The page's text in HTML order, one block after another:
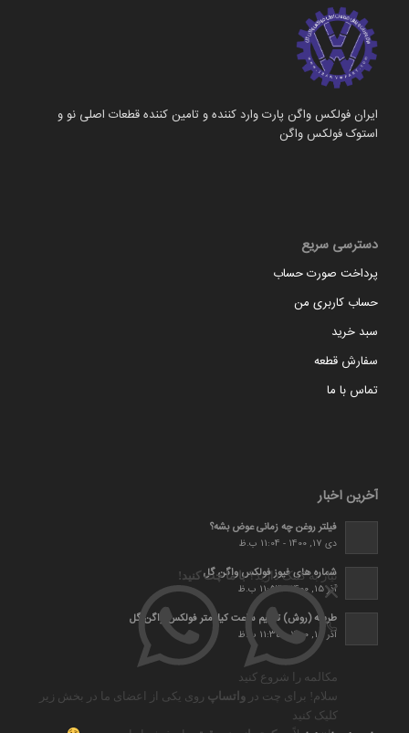
ایران فولکس واگن پارت وارد کننده و تامین کننده قطعات اصلی نو و
استوک فولکس واگن
دسترسی سریع
پرداخت صورت حساب
حساب کاربری من
سبد خرید
سفارش قطعه
تماس با ما
آخرین اخبار
فیلتر روغن چه زمانی عوض بشه؟
دی 17, 1400 - 11:04 ب.ظ
شماره های فیوز فولکس واگن گل
آذر 15, 1400 - 11:53 ب.ظ
طریقه (روش) تنظیم ساعت کیلومتر فولکس واگن گل
آذر 15, 1400 - 11:35 ب.ظ
نیاز به کمک دارید؟با ما چت کنید!
مکالمه را شروع کنید
سلام! برای چت در واتساپ روی یکی از اعضای ما در بخش زیر
کلیک کنید